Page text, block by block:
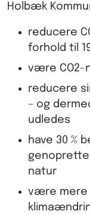
Holbæk
reducere
forhold til
være CO2-
reducere
– og
udledes
have 30 %
natur
være mere